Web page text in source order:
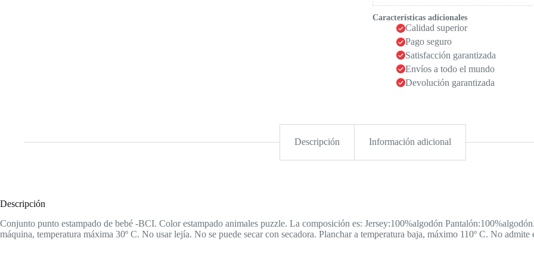
Características adicionales
Calidad superior
Pago seguro
Satisfacción garantizada
Envíos a todo el mundo
Devolución garantizada
Descripción Información adicional
Descripción
Conjunto punto estampado de bebé -BCI. Color estampado animales puzzle. La composición es: Jersey:100%algodón
máquina, temperatura máxima 30º C. No usar lejía. No se puede secar con secadora. Planchar a temperatura baja, máximo 110º C. No